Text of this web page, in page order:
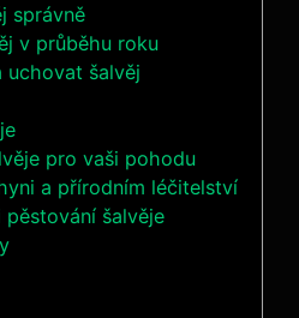
správně
v průběhu roku
uchovat šalvěj
pro vaši pohodu
a přírodním léčitelství
šalvěje